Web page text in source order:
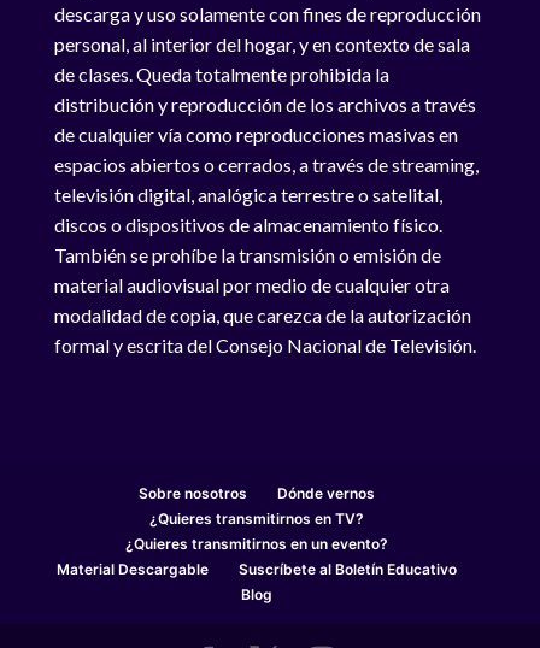
descarga y uso solamente con fines de reproducción
personal, al interior del hogar, y en contexto de sala
de clases. Queda totalmente prohibida la
distribución y reproducción de los archivos a través
de cualquier vía como reproducciones masivas en
espacios abiertos o cerrados, a través de streaming,
televisión digital, analógica terrestre o satelital,
discos o dispositivos de almacenamiento físico.
También se prohíbe la transmisión o emisión de
material audiovisual por medio de cualquier otra
modalidad de copia, que carezca de la autorización
formal y escrita del Consejo Nacional de Televisión.
Sobre nosotros
Dónde vernos
¿Quieres transmitirnos en TV?
¿Quieres transmitirnos en un evento?
Material Descargable
Suscríbete al Boletín Educativo
Blog